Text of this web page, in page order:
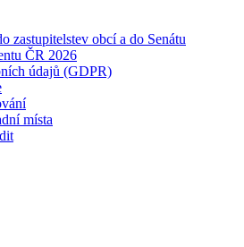
zastupitelstev obcí a do Senátu
ČR 2026
údajů (GDPR)
místa